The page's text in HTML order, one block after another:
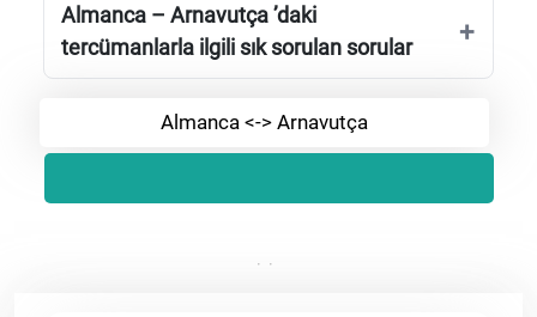
Almanca – Arnavutça ’daki
tercümanlarla ilgili sık sorulan sorular
Almanca <-> Arnavutça